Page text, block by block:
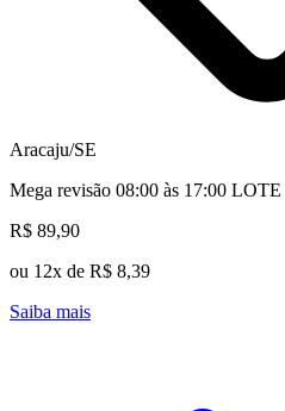
Aracaju/SE
Mega revisão 08:00 às 17:00
R$ 89,90
ou 12x de R$ 8,39
Saiba mais